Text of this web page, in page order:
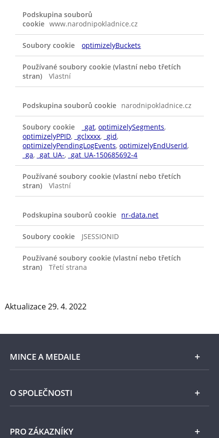
COOKIE
PRO
ZVÝŠENÍ
VÝKONU
www.narodnipokladnice.cz
optimizelyBuckets
Vlastní
narodnipokladnice.cz
_gat,optimizelySegments,
optimizelyPPID, _gclxxxx, _gid,
optimizelyPendingLogEvents,optimizelyEndUserId,
_ga, _gat_UA-, _gat_UA-150685692-4
Vlastní
nr-data.net
JSESSIONID
Třetí strana
Aktualizace 29. 4. 2022
MINCE A MEDAILE
E-shop
Stříbro
O SPOLEČNOSTI
PRO ZÁKAZNÍKY